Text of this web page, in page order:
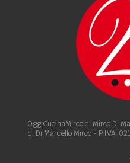
OggiCucinaMirco di Mirco Di
di Di Marcello Mirco - P.IVA: